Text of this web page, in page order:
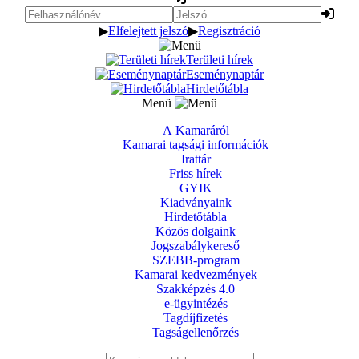
▶Elfelejtett jelszó▶Regisztráció
Területi hírek
Eseménynaptár
Hirdetőtábla
Menü
A Kamaráról
Kamarai tagsági információk
Irattár
Friss hírek
GYIK
Kiadványaink
Hirdetőtábla
Közös dolgaink
Jogszabálykereső
SZEBB-program
Kamarai kedvezmények
Szakképzés 4.0
e-ügyintézés
Tagdíjfizetés
Tagságellenőrzés